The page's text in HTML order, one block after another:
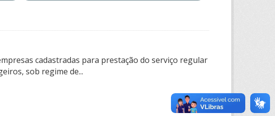
cadastradas para prestação do serviço regular
sob regime de...